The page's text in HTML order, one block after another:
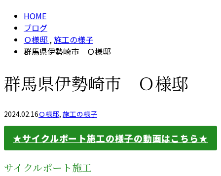
HOME
ブログ
Ｏ様邸 ,施工の様子
群馬県伊勢崎市 Ｏ様邸
群馬県伊勢崎市 Ｏ様邸
2024.02.16Ｏ様邸, 施工の様子
★サイクルポート施工の様子の動画はこちら★
サイクルポート施工